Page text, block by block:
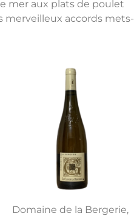
mer aux plats de poulet
merveilleux accords mets-
Domaine de la Bergerie,